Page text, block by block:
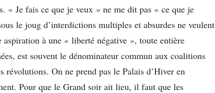
« Je fais ce que je veux » ne me dit pas « ce que je
le joug d’interdictions multiples et absurdes ne veulent
aspiration à une « liberté négative », toute entière
est souvent le dénominateur commun aux coalitions
révolutions. On ne prend pas le Palais d’Hiver en
Pour que le Grand soir ait lieu, il faut que les